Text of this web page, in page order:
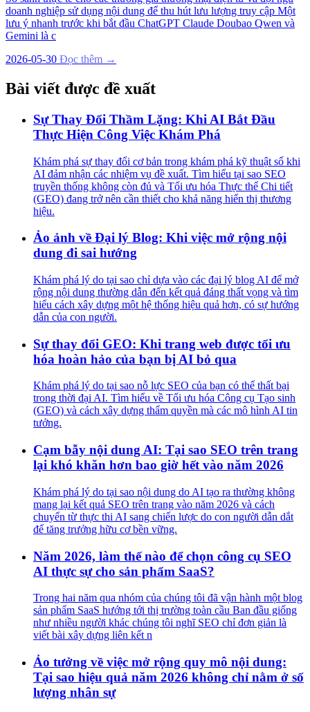
doanh nghiệp sử dụng nội dung để thu hút lưu lượng truy cập Một
lưu ý nhanh trước khi bắt đầu ChatGPT Claude Doubao Qwen và
Gemini là c
2026-05-30 Đọc thêm →
Bài viết được đề xuất
Sự Thay Đổi Thầm Lặng: Khi AI Bắt Đầu
Thực Hiện Công Việc Khám Phá
Khám phá sự thay đổi cơ bản trong khám phá kỹ thuật số khi
AI đảm nhận các nhiệm vụ đề xuất. Tìm hiểu tại sao SEO
truyền thống không còn đủ và Tối ưu hóa Thực thể Chi tiết
(GEO) đang trở nên cần thiết cho khả năng hiển thị thương
hiệu.
Ảo ảnh về Đại lý Blog: Khi việc mở rộng nội
dung đi sai hướng
Khám phá lý do tại sao chỉ dựa vào các đại lý blog AI để mở
rộng nội dung thường dẫn đến kết quả đáng thất vọng và tìm
hiểu cách xây dựng một hệ thống hiệu quả hơn, có sự hướng
dẫn của con người.
Sự thay đổi GEO: Khi trang web được tối ưu
hóa hoàn hảo của bạn bị AI bỏ qua
Khám phá lý do tại sao nỗ lực SEO của bạn có thể thất bại
trong thời đại AI. Tìm hiểu về Tối ưu hóa Công cụ Tạo sinh
(GEO) và cách xây dựng thẩm quyền mà các mô hình AI tin
tưởng.
Cạm bẫy nội dung AI: Tại sao SEO trên trang
lại khó khăn hơn bao giờ hết vào năm 2026
Khám phá lý do tại sao nội dung do AI tạo ra thường không
mang lại kết quả SEO trên trang vào năm 2026 và cách
chuyển từ thực thi AI sang chiến lược do con người dẫn dắt
để tăng trưởng hữu cơ bền vững.
Năm 2026, làm thế nào để chọn công cụ SEO
AI thực sự cho sản phẩm SaaS?
Trong hai năm qua nhóm của chúng tôi đã vận hành một blog
sản phẩm SaaS hướng tới thị trường toàn cầu Ban đầu giống
như nhiều người khác chúng tôi nghĩ SEO chỉ đơn giản là
viết bài xây dựng liên kết n
Ảo tưởng về việc mở rộng quy mô nội dung:
Tại sao hiệu quả năm 2026 không chỉ nằm ở số
lượng nhân sự